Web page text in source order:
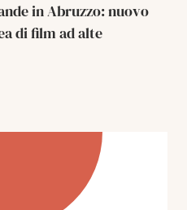
in Abruzzo: nuovo
di film ad alte